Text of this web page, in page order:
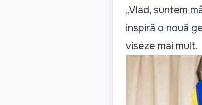
„Vlad, suntem
inspiră o nouă
viseze mai mult.